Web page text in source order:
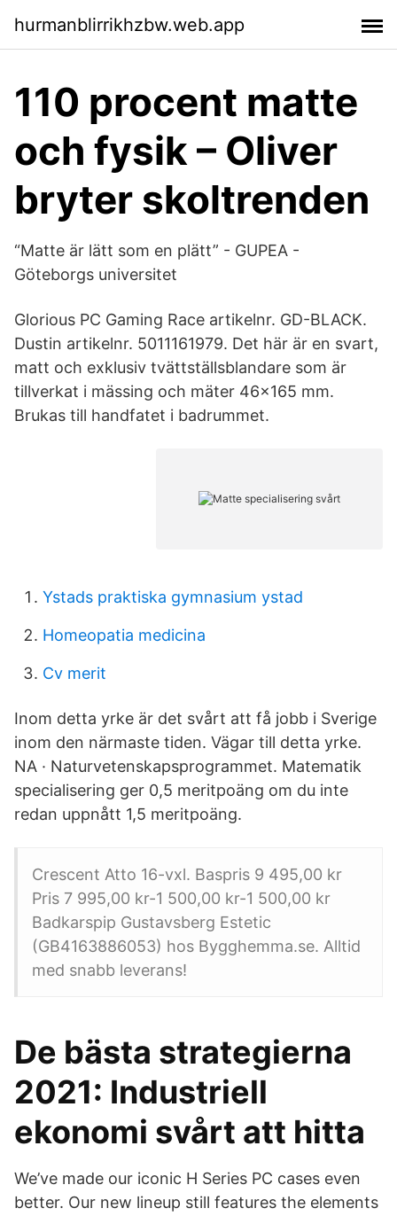
hurmanblirrikhzbw.web.app
110 procent matte
och fysik – Oliver
bryter skoltrenden
“Matte är lätt som en plätt” - GUPEA -
Göteborgs universitet
Glorious PC Gaming Race artikelnr. GD-BLACK.
Dustin artikelnr. 5011161979. Det här är en svart,
matt och exklusiv tvättställsblandare som är
tillverkat i mässing och mäter 46×165 mm.
Brukas till handfatet i badrummet.
Ystads praktiska gymnasium ystad
Homeopatia medicina
Cv merit
Inom detta yrke är det svårt att få jobb i Sverige
inom den närmaste tiden. Vägar till detta yrke.
NA · Naturvetenskapsprogrammet. Matematik
specialisering ger 0,5 meritpoäng om du inte
redan uppnått 1,5 meritpoäng.
Crescent Atto 16-vxl. Baspris 9 495,00 kr
Pris 7 995,00 kr-1 500,00 kr-1 500,00 kr
Badkarspip Gustavsberg Estetic
(GB4163886053) hos Bygghemma.se. Alltid
med snabb leverans!
De bästa strategierna
2021: Industriell
ekonomi svårt att hitta
We’ve made our iconic H Series PC cases even
better. Our new lineup still features the elements